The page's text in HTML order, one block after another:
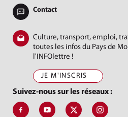
Contact
Culture, transport, emploi,
toutes les infos du Pays de
l'INFOlettre !
JE M'INSCRIS
Suivez-nous sur les réseaux :
Suivez-nous sur Facebook, J'aime
Suivez-nous sur
Suivez-nous sur
Suivez-